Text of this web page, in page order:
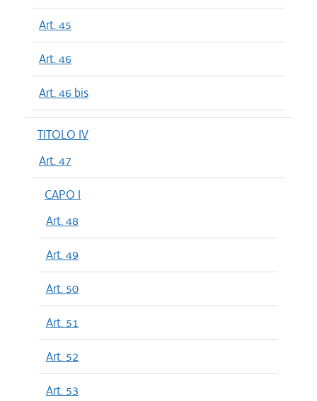
Art. 45
Art. 46
Art. 46 bis
TITOLO IV
Art. 47
CAPO I
Art. 48
Art. 49
Art. 50
Art. 51
Art. 52
Art. 53